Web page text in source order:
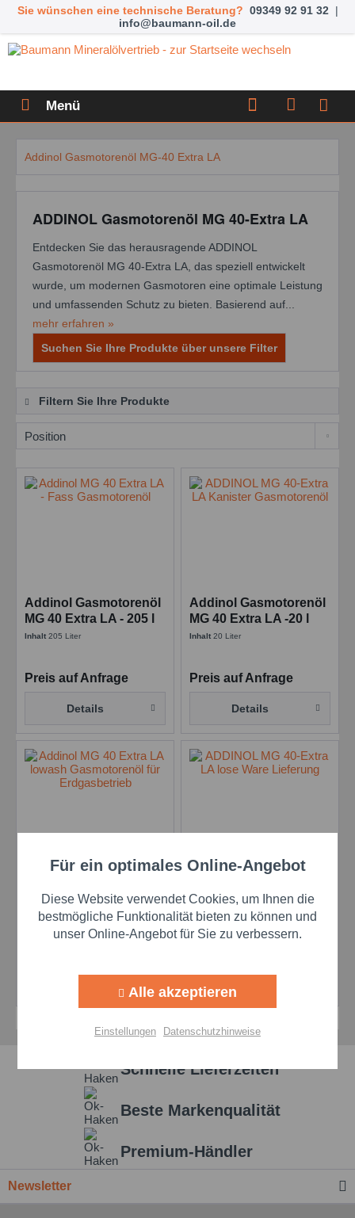
Sie wünschen eine technische Beratung? 09349 92 91 32 |
info@baumann-oil.de
Menü
Addinol Gasmotorenöl MG-40 Extra LA
ADDINOL Gasmotorenöl MG 40-Extra LA
Entdecken Sie das herausragende ADDINOL
Gasmotorenöl MG 40-Extra LA, das speziell entwickelt
wurde, um modernen Gasmotoren eine optimale Leistung
und umfassenden Schutz zu bieten. Basierend auf...
mehr erfahren »
Suchen Sie Ihre Produkte über unsere Filter
Filtern Sie Ihre Produkte
Addinol Gasmotorenöl
MG 40 Extra LA - 205 l
Faß
Inhalt205 Liter
Preis auf Anfrage
Details
Addinol Gasmotorenöl
MG 40 Extra LA -20 l
Kanne
Inhalt20 Liter
Preis auf Anfrage
Details
Addinol Gasmotorenöl
MG 40 Extra LA - IBC
Container
Addinol Gasmotorenöl
MG 40 Extra LA - Lose
Belieferung
Schnelle Lieferzeiten
Beste Markenqualität
Premium-Händler
Newsletter
Funktionale Aktiv
Marketing Aktiv
Personalisierung Aktiv
Einstellungen speichern
Für ein optimales Online-Angebot
Diese Website verwendet Cookies, um Ihnen die
bestmögliche Funktionalität bieten zu können und
unser Online-Angebot für Sie zu verbessern.
Alle akzeptieren
Einstellungen Datenschutzhinweise